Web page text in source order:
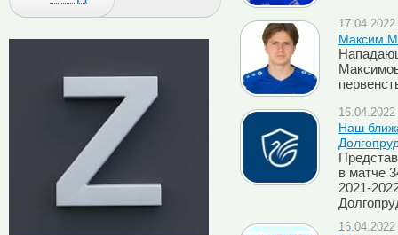
Максим
Наш
в матче
2021-